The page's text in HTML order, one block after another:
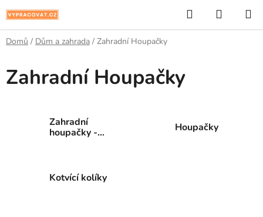
na
obsah
Hledat
KOŠÍK
Domů / Dům a zahrada / Zahradní Houpačky
Zahradní Houpačky
Zahradní
houpačky -
Houpačky
Kotvící kolíky